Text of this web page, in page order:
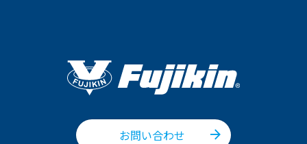
お問い合わせ